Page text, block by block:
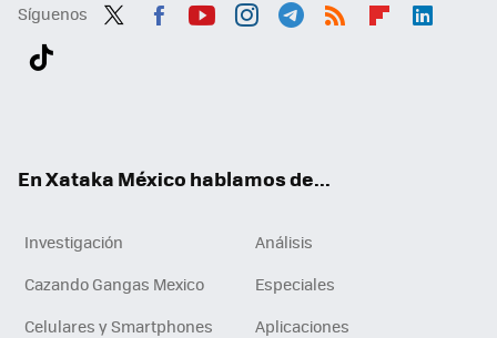
Síguenos
En Xataka México hablamos de...
Investigación
Análisis
Cazando Gangas Mexico
Especiales
Celulares y Smartphones
Aplicaciones